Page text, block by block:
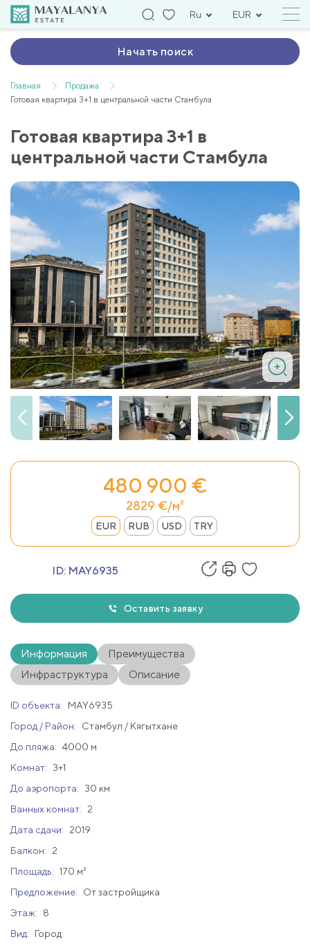
Ru EUR
Начать поиск
Главная
Продажа
Готовая квартира 3+1 в центральной части Стамбула
Готовая квартира 3+1 в
центральной части Стамбула
480 900 €
2829 €/м²
EUR RUB USD TRY
ID: MAY6935
Оставить заявку
Информация
Преимущества
Инфраструктура
Описание
ID объекта:
MAY6935
Город / Район:
Стамбул / Кягытхане
До пляжа: 4000 м
Комнат:
3+1
До аэропорта:
30 км
Ванных комнат:
2
Дата сдачи:
2019
Балкон:
2
Площадь: 170 м²
Предложение:
От застройщика
Этаж:
8
Вид:
Город